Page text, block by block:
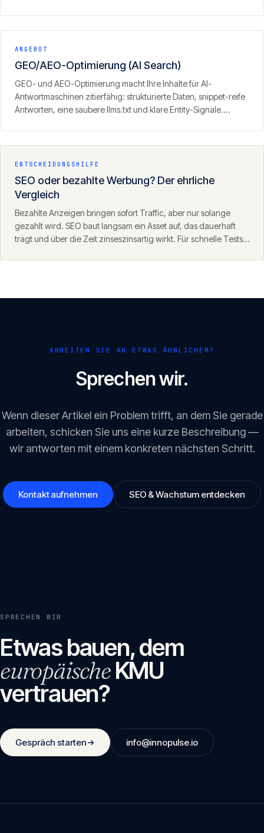
ANGEBOT
GEO/AEO-Optimierung (AI Search)
GEO- und AEO-Optimierung macht Ihre Inhalte für AI-
Antwortmaschinen zitierfähig: strukturierte Daten, snippet-reife
Antworten, eine saubere llms.txt und klare Entity-Signale.
ENTSCHEIDUNGSHILFE
SEO oder bezahlte Werbung? Der ehrliche
Vergleich
Bezahlte Anzeigen bringen sofort Traffic, aber nur solange
gezahlt wird. SEO baut langsam ein Asset auf, das dauerhaft
trägt und über die Zeit zinseszinsartig wirkt. Für schnelle Tests
ARBEITEN SIE AN ETWAS ÄHNLICHEM?
Sprechen wir.
Wenn dieser Artikel ein Problem trifft, an dem Sie gerade
arbeiten, schicken Sie uns eine kurze Beschreibung —
wir antworten mit einem konkreten nächsten Schritt.
Kontakt aufnehmen SEO & Wachstum entdecken
SPRECHEN WIR
Etwas bauen, dem
europäischeKMU
vertrauen?
Gespräch starten info@innopulse.io